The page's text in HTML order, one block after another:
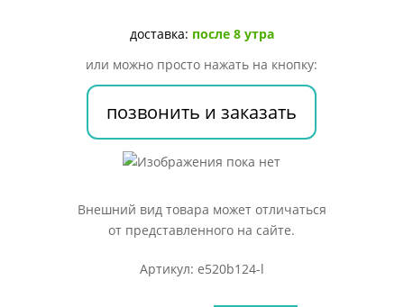
доставка: после 8 утра
или можно просто нажать на кнопку:
позвонить и заказать
Внешний вид товара может отличаться
от представленного на сайте.
Артикул: e520b124-l